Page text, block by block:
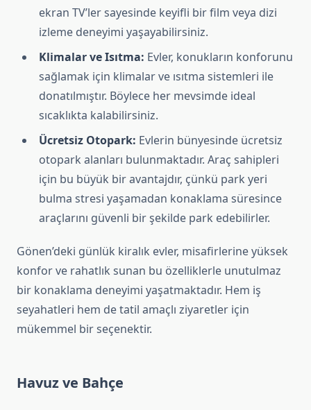
ekran TV’ler sayesinde keyifli bir film veya dizi
izleme deneyimi yaşayabilirsiniz.
Klimalar ve Isıtma: Evler, konukların konforunu
sağlamak için klimalar ve ısıtma sistemleri ile
donatılmıştır. Böylece her mevsimde ideal
sıcaklıkta kalabilirsiniz.
Ücretsiz Otopark: Evlerin bünyesinde ücretsiz
otopark alanları bulunmaktadır. Araç sahipleri
için bu büyük bir avantajdır, çünkü park yeri
bulma stresi yaşamadan konaklama süresince
araçlarını güvenli bir şekilde park edebilirler.
Gönen’deki günlük kiralık evler, misafirlerine yüksek
konfor ve rahatlık sunan bu özelliklerle unutulmaz
bir konaklama deneyimi yaşatmaktadır. Hem iş
seyahatleri hem de tatil amaçlı ziyaretler için
mükemmel bir seçenektir.
Havuz ve Bahçe